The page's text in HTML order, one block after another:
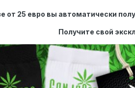
от 25 евро вы автоматически
Получите свой